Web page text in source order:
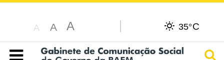
A A A 35°C